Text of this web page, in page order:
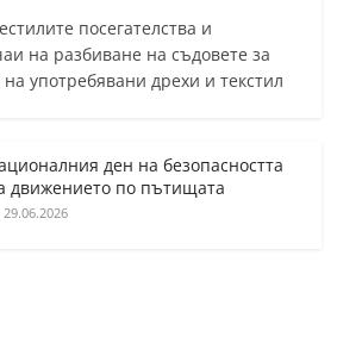
посегателства и
на разбиване на съдовете за
употребявани дрехи и текстил
ден на безопасността
движението по пътищата
29.06.2026